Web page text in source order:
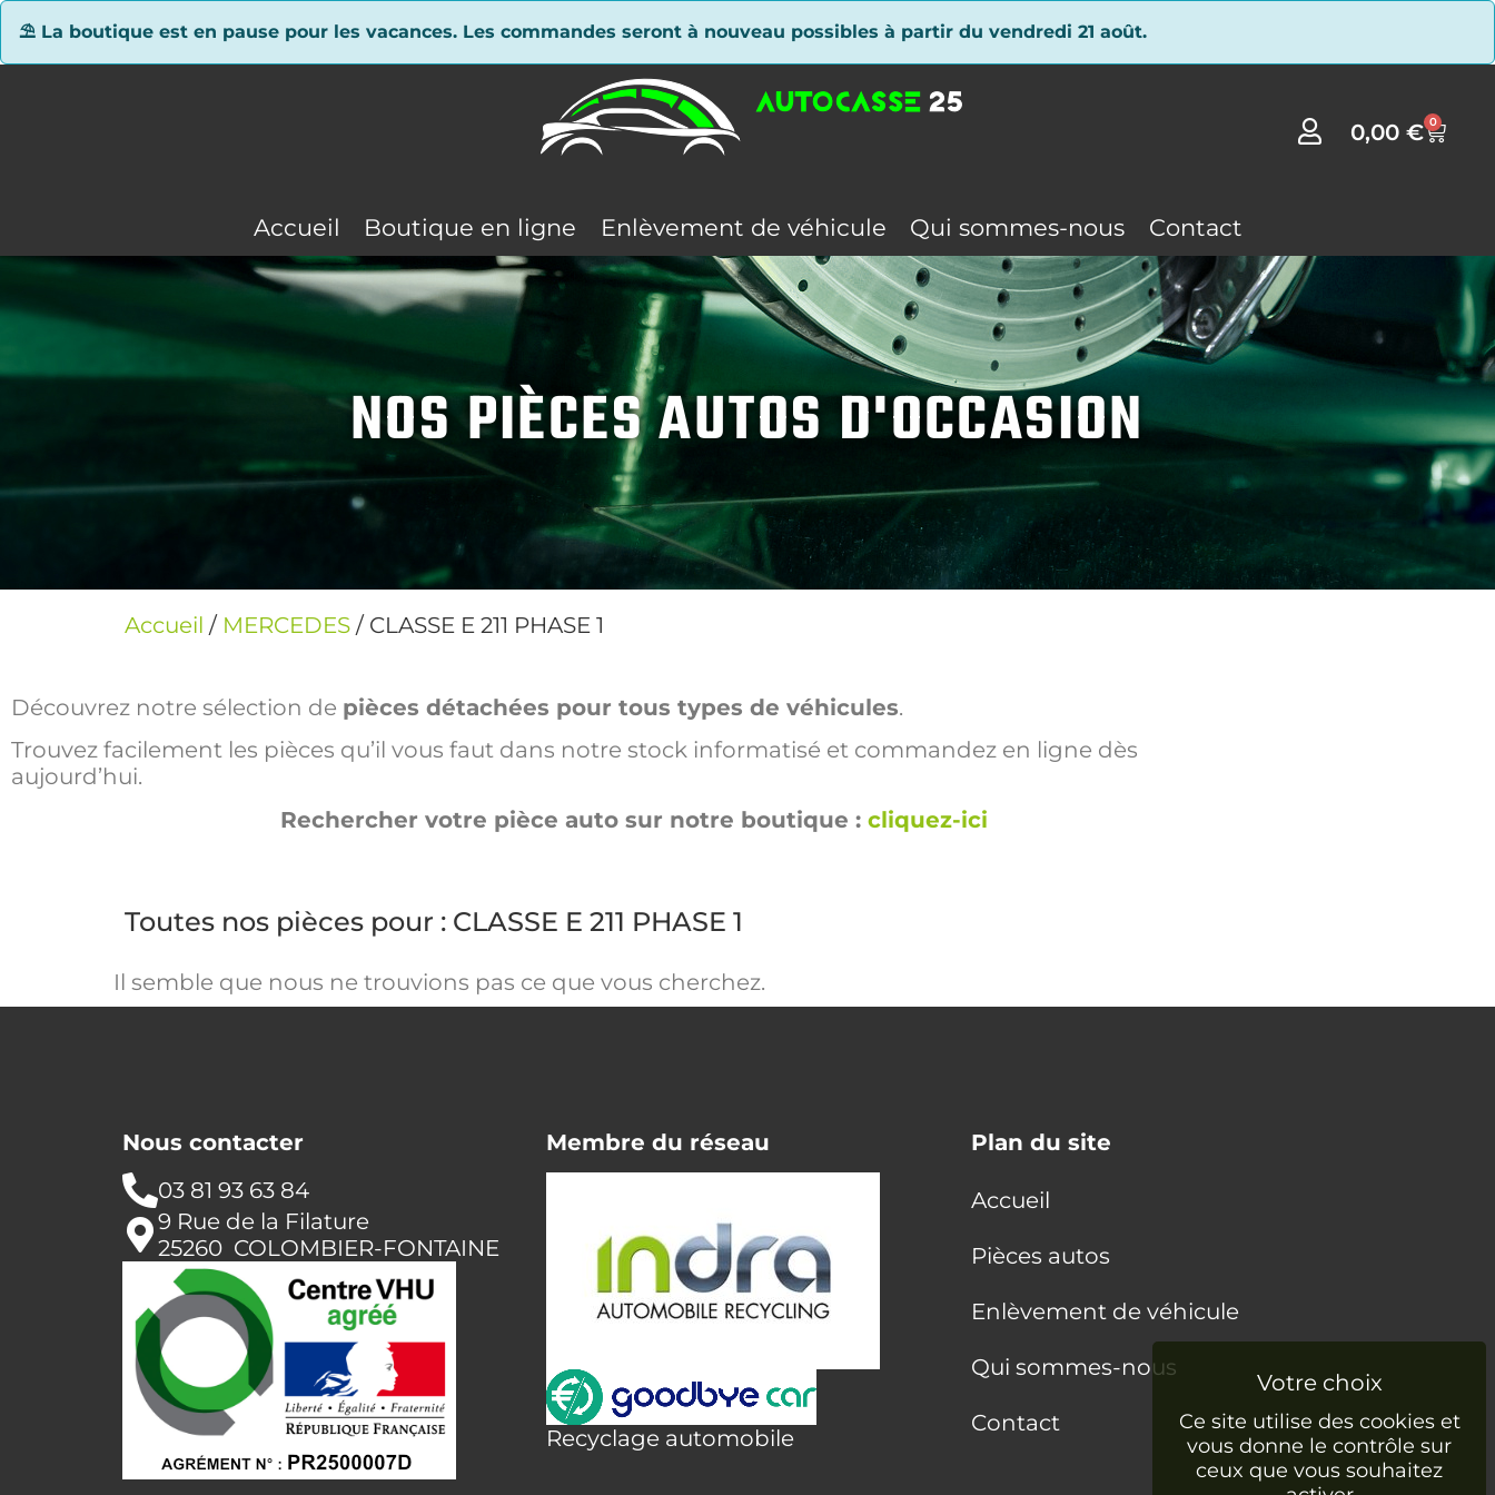
⛱ La boutique est en pause pour les vacances. Les commandes seront à nouveau possibles à partir du vendredi 21 août.
0,00€ 0
Accueil Boutique en ligne Enlèvement de véhicule Qui sommes-nous Contact
NOS PIÈCES AUTOS D'OCCASION
Accueil / MERCEDES / CLASSE E 211 PHASE 1
Découvrez notre sélection de pièces détachées pour tous types de véhicules.
Trouvez facilement les pièces qu’il vous faut dans notre stock informatisé et commandez en ligne dès
aujourd’hui.
Rechercher votre pièce auto sur notre boutique : cliquez-ici
Toutes nos pièces pour : CLASSE E 211 PHASE 1
Il semble que nous ne trouvions pas ce que vous cherchez.
Nous contacter
03 81 93 63 84
9 Rue de la Filature
25260 COLOMBIER-FONTAINE
Membre du réseau
Recyclage automobile
Plan du site
Accueil
Pièces autos
Enlèvement de véhicule
Qui sommes-nous
Contact
Panneau de gestion des cookies
Ce site utilise des cookies et
vous donne le contrôle sur
ceux que vous souhaitez